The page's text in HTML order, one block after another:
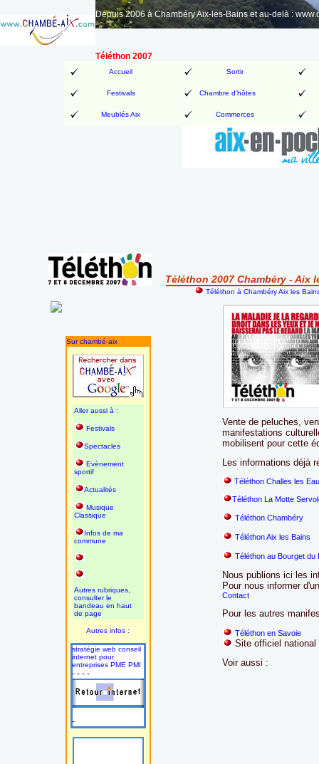
Depuis 2006 à Chambéry Aix-les-Bains et au-delà :
Téléthon 2007
Accueil Sortir
Festivals Chambre d'hôtes
Meublés Aix Commerces
Téléthon 2007 Chambéry - Aix
Sur chambé-aix
Aller aussi à :
Festivals
Spectacles
Evènement
sportif
Actualités
Musique
Classique
Infos de ma
commune
Autres rubriques,
consulter le
bandeau en haut
de page
Autres infos :
stratégie web conseil
internet pour
entreprises PME PMI
- - - -
-
Téléthon à Chambéry Aix les
Vente de peluches,
manifestations
mobilisent pour cette
Les informations déjà
Téléthon Challes les
Téléthon La Motte
Téléthon Chambéry
Téléthon Aix les Bains
Téléthon au Bourget du
Nous publions ici les
Pour nous informer
Contact
Pour les autres
Téléthon en Savoie
Site officiel
Voir aussi :